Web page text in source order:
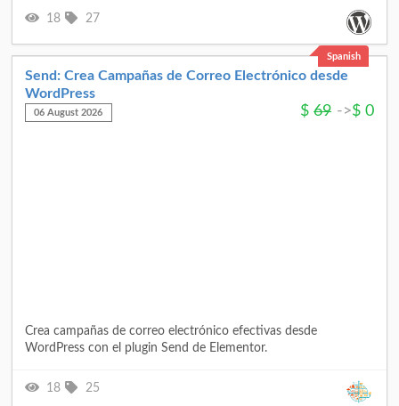
18 27
Spanish
Send: Crea Campañas de Correo Electrónico desde
WordPress
06 August 2026 $ 69 ->$ 0
Crea campañas de correo electrónico efectivas desde
WordPress con el plugin Send de Elementor.
18 25